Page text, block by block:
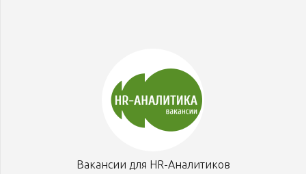
Вакансии для HR-Аналитиков